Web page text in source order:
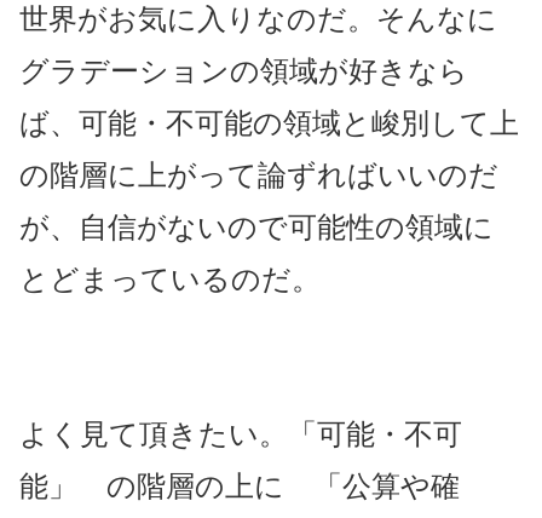
世界がお気に入りなのだ。そんなに
グラデーションの領域が好きなら
ば、可能・不可能の領域と峻別して上
の階層に上がって論ずればいいのだ
が、自信がないので可能性の領域に
とどまっているのだ。
よく見て頂きたい。「可能・不可
能」 の階層の上に 「公算や確